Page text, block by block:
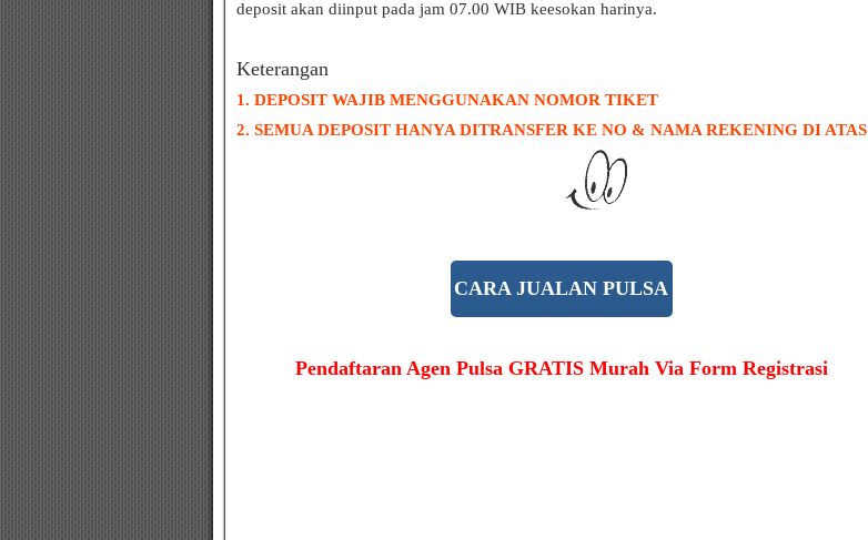
deposit akan diinput pada jam 07.00 WIB keesokan harinya.
Keterangan
1. DEPOSIT WAJIB MENGGUNAKAN NOMOR TIKET
2. SEMUA DEPOSIT HANYA DITRANSFER KE NO & NAMA REKENING DI ATAS
CARA JUALAN PULSA
Pendaftaran Agen Pulsa GRATIS Murah Via Form Registrasi